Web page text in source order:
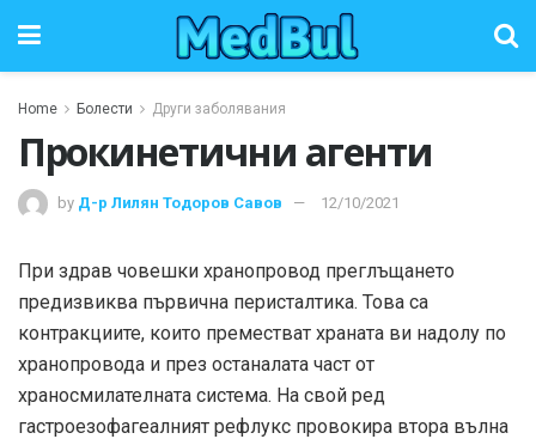
Home Болести Други заболявания
Прокинетични агенти
by Д-р Лилян Тодоров Савов 12/10/2021
При здрав човешки хранопровод преглъщането
предизвиква първична перисталтика. Това са
контракциите, които преместват храната ви надолу по
хранопровода и през останалата част от
храносмилателната система. На свой ред
гастроезофагеалният рефлукс провокира втора вълна